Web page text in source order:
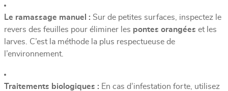
Le ramassage manuel : Sur de petites surfaces, inspectez le
revers des feuilles pour éliminer les pontes orangées et les
larves. C’est la méthode la plus respectueuse de
l’environnement.
Traitements biologiques : En cas d’infestation forte, utilisez